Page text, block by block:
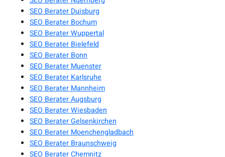
SEO Berater Duisburg
SEO Berater Bochum
SEO Berater Wuppertal
SEO Berater Bielefeld
SEO Berater Bonn
SEO Berater Muenster
SEO Berater Karlsruhe
SEO Berater Mannheim
SEO Berater Augsburg
SEO Berater Wiesbaden
SEO Berater Gelsenkirchen
SEO Berater Moenchengladbach
SEO Berater Braunschweig
SEO Berater Chemnitz